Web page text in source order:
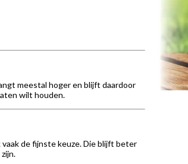
meestal hoger en blijft daardoor
wilt houden.
de fijnste keuze. Die blijft beter